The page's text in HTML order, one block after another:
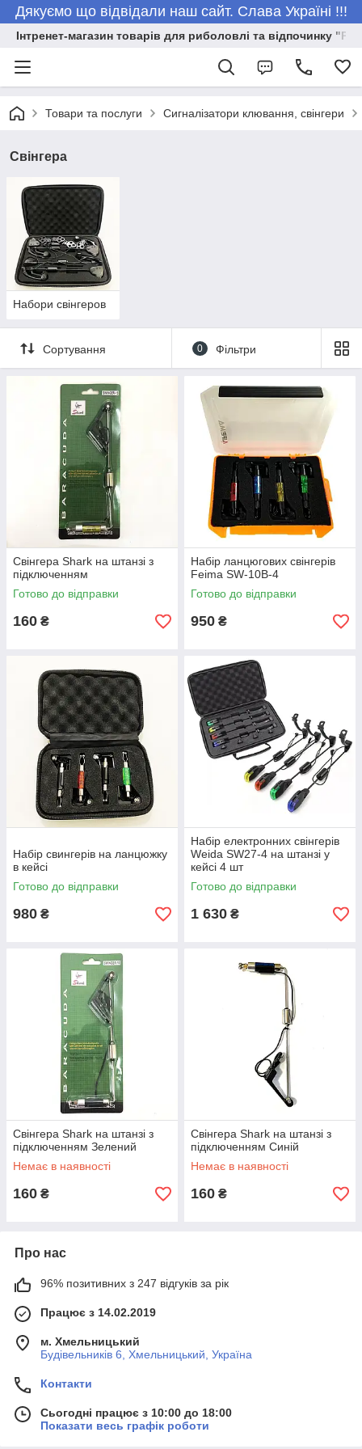
Дякуємо що відвідали наш сайт. Слава Україні !!!
Інтренет-магазин товарів для риболовлі та відпочинку
Товари та послуги Сигналізатори клювання, свінгери
Свінгера
Набори свінгеров
Сортування 0 Фільтри
Свінгера Shark на штанзі з
підключенням
Готово до відправки
160 ₴
Набір ланцюгових свінгерів
Feima SW-10B-4
Готово до відправки
950 ₴
Набір свингерів на ланцюжку
в кейсі
Готово до відправки
980 ₴
Набір електронних свінгерів
Weida SW27-4 на штанзі у
кейсі 4 шт
Готово до відправки
1 630 ₴
Свінгера Shark на штанзі з
підключенням Зелений
Немає в наявності
160 ₴
Свінгера Shark на штанзі з
підключенням Синій
Немає в наявності
160 ₴
Про нас
96% позитивних з 247 відгуків за рік
Працює з 14.02.2019
м. Хмельницький
Будівельників 6, Хмельницький, Україна
Контакти
Сьогодні працює з 10:00 до 18:00
Показати весь графік роботи